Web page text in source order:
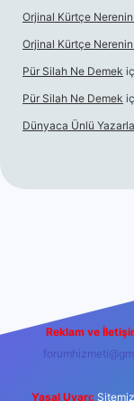
Orjinal Kürtçe
Orjinal Kürtçe
Pür Silah Ne Demek
Pür Silah Ne Demek
Dünyaca Ünlü
Reklam ve
Yasal Uyarı: